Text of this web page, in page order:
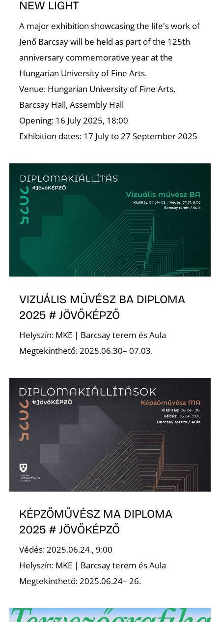
NEW LIGHT
A major exhibition showcasing the life's work of
Jenő Barcsay will be held as part of the 125th
anniversary commemorative year at the
Hungarian University of Fine Arts.
Venue: Hungarian University of Fine Arts,
Barcsay Hall, Assembly Hall
Opening: 16 July 2025, 18:00
Exhibition dates: 17 July to 27 September 2025
VIZUÁLIS MŰVÉSZ BA DIPLOMA
2025 # JÖVŐKÉPZŐ
Helyszín: MKE | Barcsay terem és Aula
Megtekinthető: 2025.06.30– 07.03.
KÉPZŐMŰVÉSZ MA DIPLOMA
2025 # JÖVŐKÉPZŐ
Védés: 2025.06.24., 9:00
Helyszín: MKE | Barcsay terem és Aula
Megtekinthető: 2025.06.24– 26.